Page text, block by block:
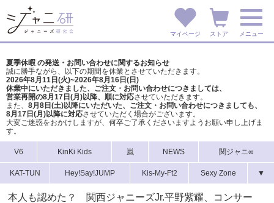
マイページ ストア メニュー
夏季休暇 の発送・お問い合わせに関するお知らせ
誠に勝手ながら、以下の期間を休業とさせていただきます。
2026年8月11日(火)~2026年8月16日(日)
休業中にいただきました、ご注文・お問い合わせにつきましては、
営業再開の8月17日(月)以降、順に対応させていただきます。
また、 8月8日(土)以降にいただいた、ご注文・ お問い合わせにつきましても、
8月17日(月)以降に対応させていただく場合がございます。
大変ご迷惑をおかけしますが、 何卒ご了承くださいますようお願い申し上げま
す。
V6 KinKi Kids 嵐 NEWS 関ジャニ∞
KAT-TUN Hey!Say!JUMP Kis-My-Ft2 Sexy Zone ▼
本人も認めた？ 関西ジャニーズJr.平野紫耀、コンサー